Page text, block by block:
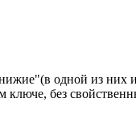
одной из них
ключе, без